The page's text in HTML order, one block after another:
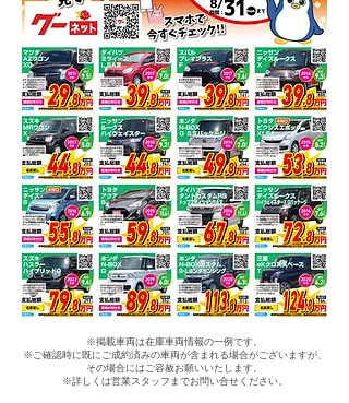
※掲載車両は在庫車両情報の一例です。
※ご確認時に既にご成約済みの車両が含まれる場合がございますが、
その場合にはご容赦お願いいたします。
※詳しくは営業スタッフまでお問い合せください。